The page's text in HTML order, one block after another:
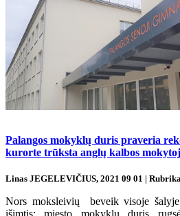
Palangos mokyklų duris praveria
kurorte trūksta anglų kalbos
Linas JEGELEVIČIUS, 2021 09 01 |
Nors moksleivių beveik visoje